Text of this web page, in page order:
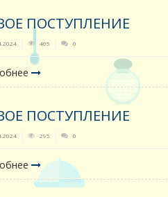
ПОСТУПЛЕНИЕ
405 0
ПОСТУПЛЕНИЕ
295 0